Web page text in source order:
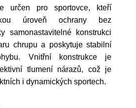
určen pro sportovce, kteří
úroveň ochrany bez
samonastavitelné konstrukci
chrupu a poskytuje stabilní
Vnitřní konstrukce je
tlumení nárazů, což je
i dynamických sportech.